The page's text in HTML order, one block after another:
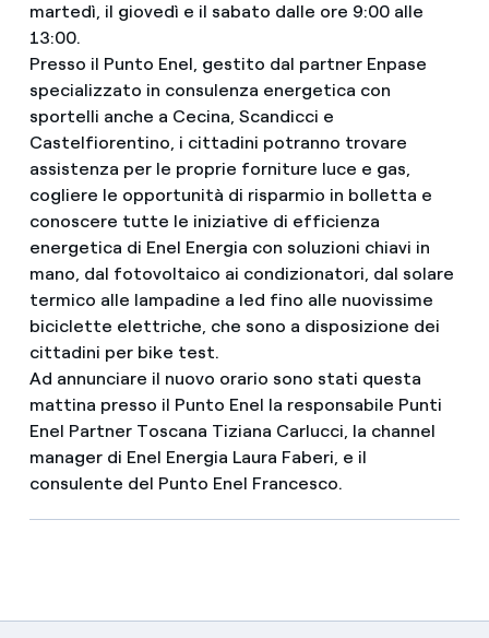
martedì, il giovedì e il sabato dalle ore 9:00 alle
13:00.
Presso il Punto Enel, gestito dal partner Enpase
specializzato in consulenza energetica con
sportelli anche a Cecina, Scandicci e
Castelfiorentino, i cittadini potranno trovare
assistenza per le proprie forniture luce e gas,
cogliere le opportunità di risparmio in bolletta e
conoscere tutte le iniziative di efficienza
energetica di Enel Energia con soluzioni chiavi in
mano, dal fotovoltaico ai condizionatori, dal solare
termico alle lampadine a led fino alle nuovissime
biciclette elettriche, che sono a disposizione dei
cittadini per bike test.
Ad annunciare il nuovo orario sono stati questa
mattina presso il Punto Enel la responsabile Punti
Enel Partner Toscana Tiziana Carlucci, la channel
manager di Enel Energia Laura Faberi, e il
consulente del Punto Enel Francesco.